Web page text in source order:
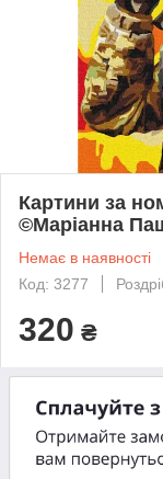
Картини за
©Маріанна
Немає в наявності
Код: 3277
320 ₴